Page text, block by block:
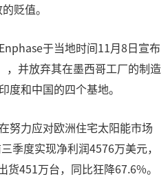
贬值。
于当地时间11月8日宣布
，并放弃其在墨西哥工厂的制造
度和中国的四个基地。
努力应对欧洲住宅太阳能市场
季度实现净利润4576万美元，
451万台，同比狂降67.6%。